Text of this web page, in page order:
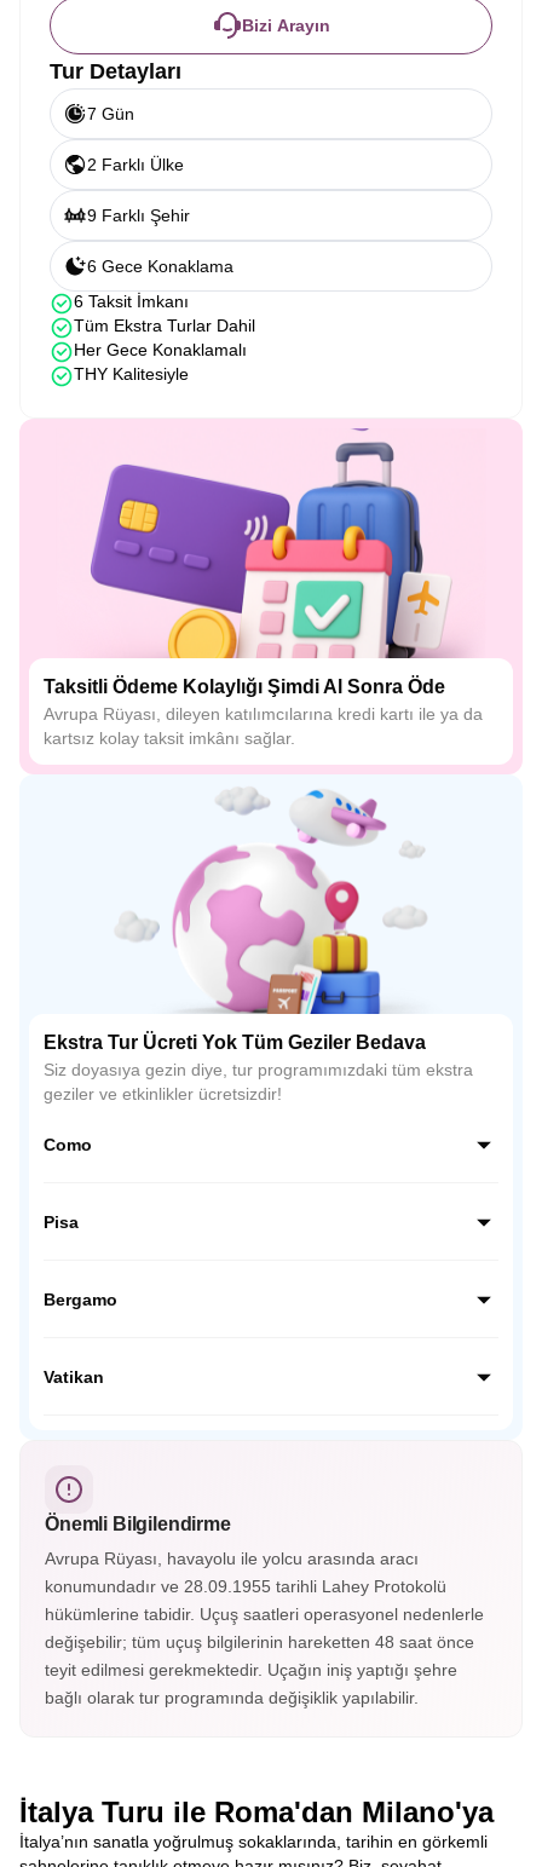
Bizi Arayın
Tur Detayları
7 Gün
2 Farklı Ülke
9 Farklı Şehir
6 Gece Konaklama
6 Taksit İmkanı
Tüm Ekstra Turlar Dahil
Her Gece Konaklamalı
THY Kalitesiyle
Taksitli Ödeme Kolaylığı Şimdi Al Sonra Öde
Avrupa Rüyası, dileyen katılımcılarına kredi kartı ile ya da
kartsız kolay taksit imkânı sağlar.
Ekstra Tur Ücreti Yok Tüm Geziler Bedava
Siz doyasıya gezin diye, tur programımızdaki tüm ekstra
geziler ve etkinlikler ücretsizdir!
Como
büyüleyici bir göl şehridir. Lüks villaları, tekne gezileri ve
Pisa
ünlü eğik kulesiyle tanınır. Mucizeler Meydanı’ndaki
Bergamo
bir şehirdir. Üst ve alt şehir olarak ikiye ayrılan Bergamo,
Vatikan
Bazilikası, Vatikan Müzeleri ve Michelangelo’nun eseri ünlü
Sistina Şapeli bulunur.
Önemli Bilgilendirme
Avrupa Rüyası, havayolu ile yolcu arasında aracı
konumundadır ve 28.09.1955 tarihli Lahey Protokolü
hükümlerine tabidir. Uçuş saatleri operasyonel nedenlerle
değişebilir; tüm uçuş bilgilerinin hareketten 48 saat önce
teyit edilmesi gerekmektedir. Uçağın iniş yaptığı şehre
bağlı olarak tur programında değişiklik yapılabilir.
İtalya Turu ile Roma'dan Milano'ya
İtalya’nın sanatla yoğrulmuş sokaklarında, tarihin en görkemli